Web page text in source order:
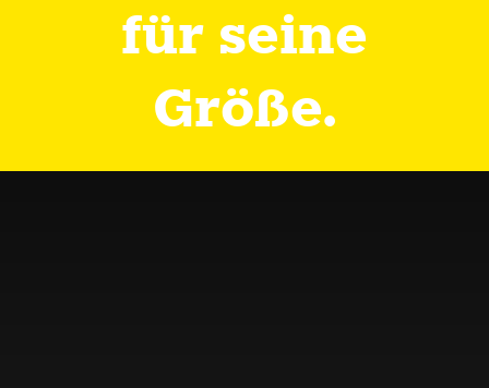
für seine
Größe.